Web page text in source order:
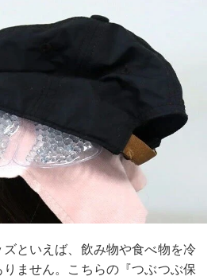
といえば、飲み物や食べ物を冷
ません。こちらの『つぶつぶ保